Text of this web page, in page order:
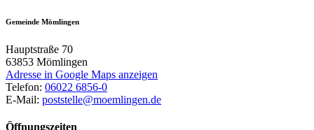
Gemeinde Mömlingen
Hauptstraße 70
63853 Mömlingen
Adresse in Google Maps anzeigen
Telefon: 06022 6856-0
E-Mail: poststelle@moemlingen.de
Öffnungszeiten